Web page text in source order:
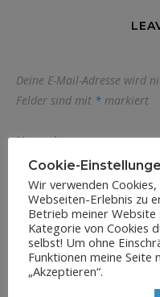
Deine E-Mail-Adresse wird
Felder sind mit * markiert
Name*
E-Mail-Adresse*
Cookie-
Wir verwenden
Webseiten-Erlebnis zu
Betrieb meiner Website
Kategorie von Cookies
selbst! Um ohne
Funktionen meine Seite
„Akzeptieren“.